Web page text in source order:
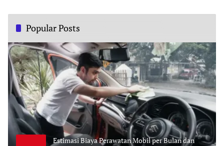
Popular Posts
Estimasi Biaya Perawatan Mobil per Bulan dan